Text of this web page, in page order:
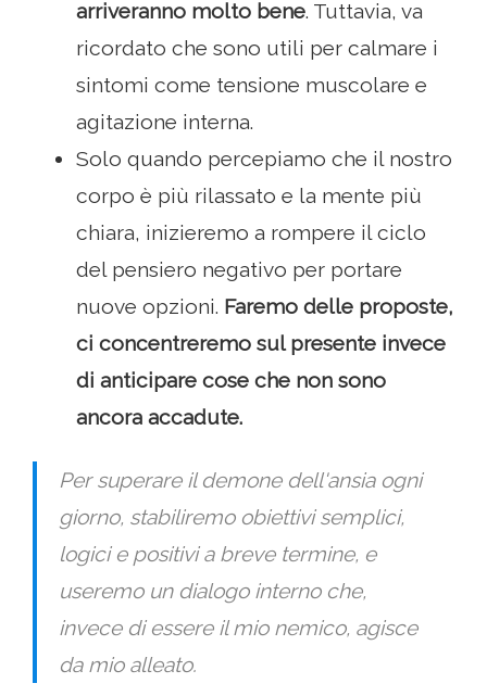
arriveranno molto bene. Tuttavia, va
ricordato che sono utili per calmare i
sintomi come tensione muscolare e
agitazione interna.
Solo quando percepiamo che il nostro
corpo è più rilassato e la mente più
chiara, inizieremo a rompere il ciclo
del pensiero negativo per portare
nuove opzioni. Faremo delle proposte,
ci concentreremo sul presente invece
di anticipare cose che non sono
ancora accadute.
Per superare il demone dell'ansia ogni
giorno, stabiliremo obiettivi semplici,
logici e positivi a breve termine, e
useremo un dialogo interno che,
invece di essere il mio nemico, agisce
da mio alleato.